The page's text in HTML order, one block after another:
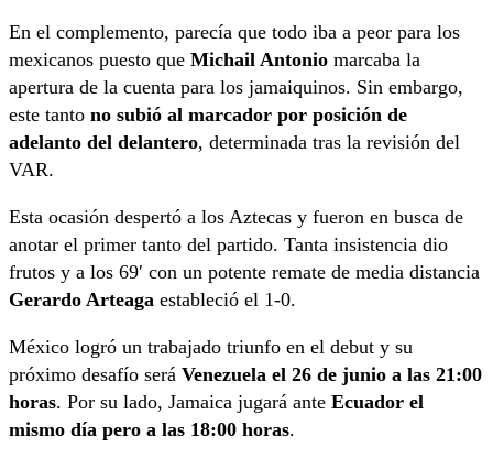
En el complemento, parecía que todo iba a peor para los
mexicanos puesto que Michail Antonio marcaba la
apertura de la cuenta para los jamaiquinos. Sin embargo,
este tanto no subió al marcador por posición de
adelanto del delantero, determinada tras la revisión del
VAR.
Esta ocasión despertó a los Aztecas y fueron en busca de
anotar el primer tanto del partido. Tanta insistencia dio
frutos y a los 69′ con un potente remate de media distancia
Gerardo Arteaga estableció el 1-0.
México logró un trabajado triunfo en el debut y su
próximo desafío será Venezuela el 26 de junio a las 21:00
horas. Por su lado, Jamaica jugará ante Ecuador el
mismo día pero a las 18:00 horas.